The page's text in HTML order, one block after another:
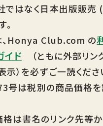
ではなく日本出版販売
、Honya Club.com の
イド
（ともに外部リン
示）を必ずご一読くださ
号は税別の商品価格を
は書名のリンク先等か